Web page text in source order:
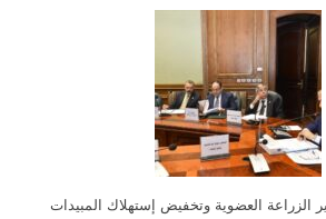
الزراعة العضوية وتخفيض إستهلاك المبيدات